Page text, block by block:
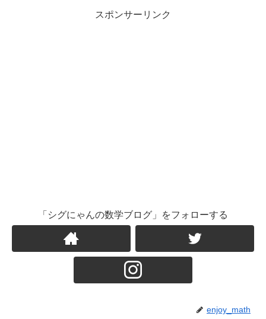
スポンサーリンク
「シグにゃんの数学ブログ」をフォローする
enjoy_math